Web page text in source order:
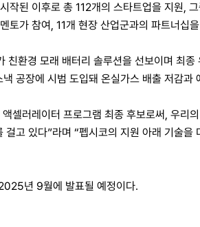
작된 이후로 총 112개의 스타트업을 지원
가 참여, 11개 현장 산업군과의 파트너십
환경 모래 배터리 솔루션을 선보이며 최
공장에 시범 도입돼 온실가스 배출 저감과
셀러레이터 프로그램 최종 후보로써, 우리
고 있다”라며 “펩시코의 지원 아래 기술
년 9월에 발표될 예정이다.